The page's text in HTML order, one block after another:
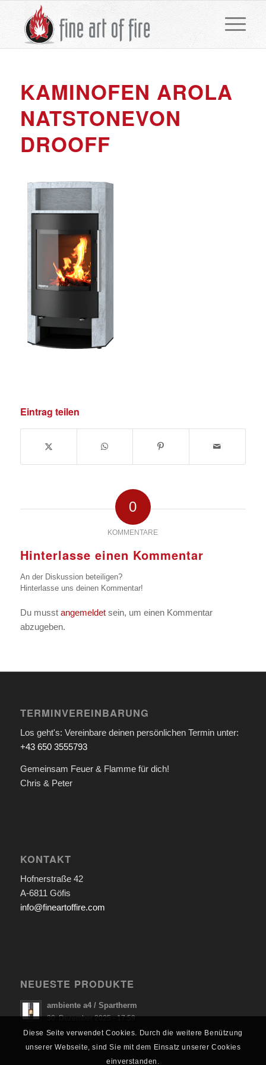
KAMINOFEN AROLA
NATSTONEVON
DROOFF
Eintrag teilen
0
KOMMENTARE
Hinterlasse einen Kommentar
An der Diskussion beteiligen?
Hinterlasse uns deinen Kommentar!
Du musst angemeldetsein, um einen Kommentar
abzugeben.
TERMINVEREINBARUNG
Los geht's: Vereinbare deinen persönlichen Termin unter:
+43 650 3555793
Gemeinsam Feuer & Flamme für dich!
Chris & Peter
KONTAKT
Hofnerstraße 42
A-6811 Göfis
info@fineartoffire.com
NEUESTE PRODUKTE
ambiente a4 / Spartherm
30. Dezember 2025 - 17:59
Diese Seite verwendet Cookies. Durch die weitere Benützung
unserer Webseite, sind Sie mit dem Einsatz unserer Cookies
einverstanden.